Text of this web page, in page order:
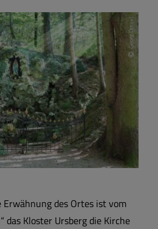
Wappen
Georg Drexel
des Ortes ist vom
das Kloster Ursberg die Kirche